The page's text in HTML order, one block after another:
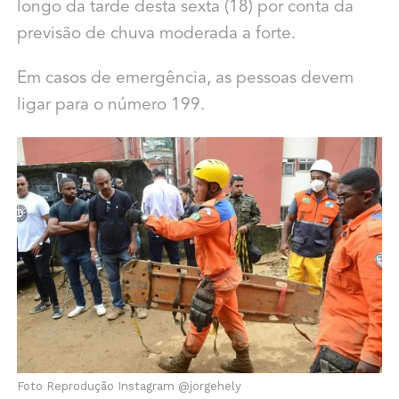
longo da tarde desta sexta (18) por conta da
previsão de chuva moderada a forte.
Em casos de emergência, as pessoas devem
ligar para o número 199.
Foto Reprodução Instagram @jorgehely